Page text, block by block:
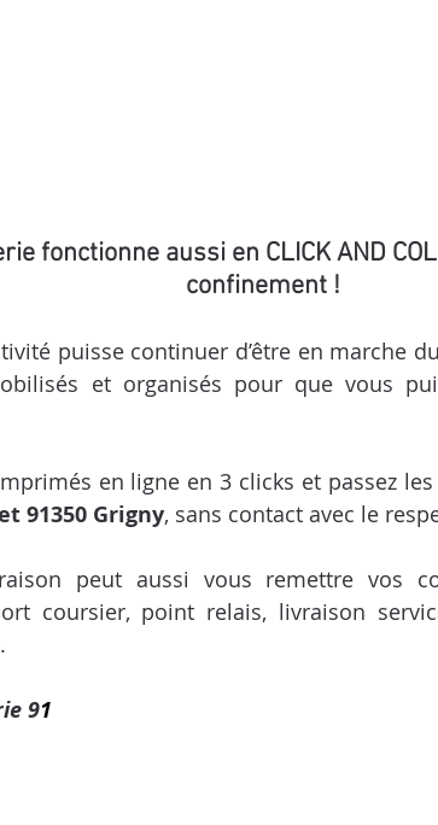
fonctionne aussi en CLICK AND
confinement !
puisse continuer d’être en marche
et organisés pour que vous
en ligne en 3 clicks et passez
91350 Grigny, sans contact avec le
peut aussi vous remettre vos
coursier, point relais, livraison
91